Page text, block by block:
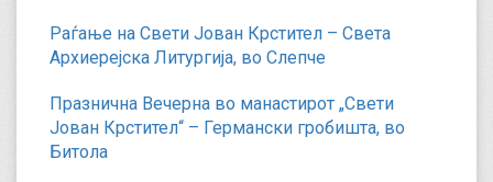
Раѓање на Свети Јован Крстител – Света
Архиерејска Литургија, во Слепче
Празнична Вечерна во манастирот „Свети
Јован Крстител“ – Германски гробишта, во
Битола